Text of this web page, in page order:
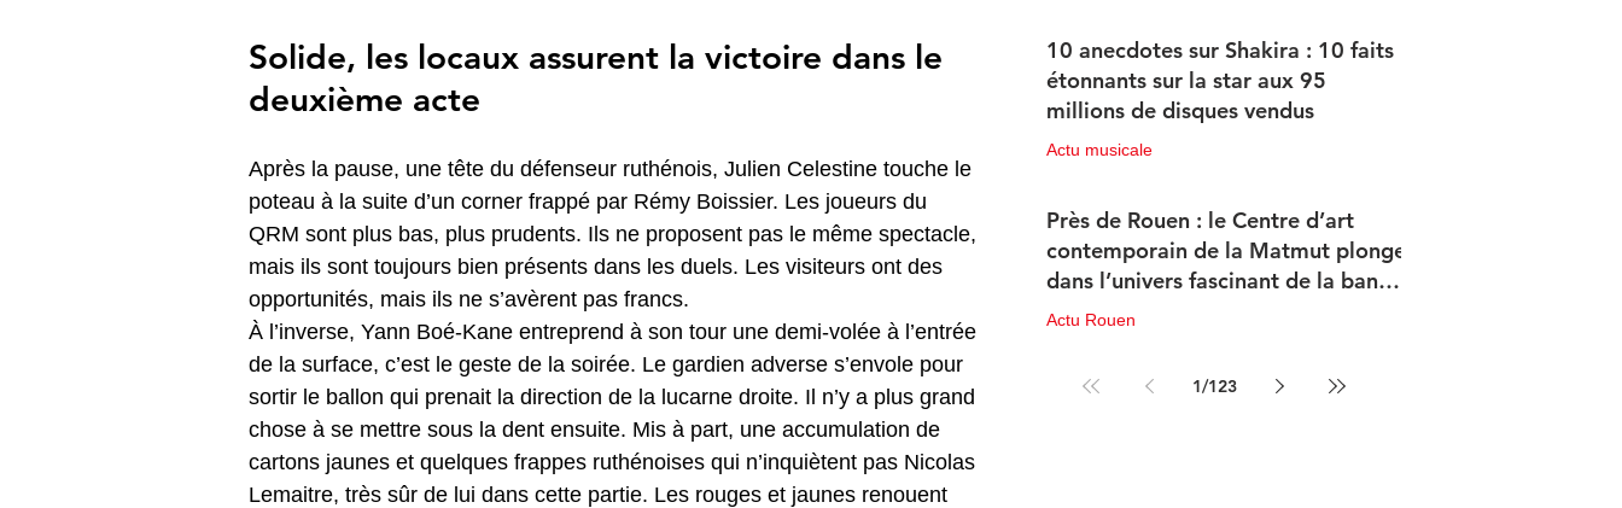
Solide, les locaux assurent la victoire dans le
deuxième acte
Après la pause, une tête du défenseur ruthénois, Julien Celestine touche le
poteau à la suite d’un corner frappé par Rémy Boissier. Les joueurs du
QRM sont plus bas, plus prudents. Ils ne proposent pas le même spectacle,
mais ils sont toujours bien présents dans les duels. Les visiteurs ont des
opportunités, mais ils ne s’avèrent pas francs.
À l’inverse, Yann Boé-Kane entreprend à son tour une demi-volée à l’entrée
de la surface, c’est le geste de la soirée. Le gardien adverse s’envole pour
sortir le ballon qui prenait la direction de la lucarne droite. Il n’y a plus grand
chose à se mettre sous la dent ensuite. Mis à part, une accumulation de
cartons jaunes et quelques frappes ruthénoises qui n’inquiètent pas Nicolas
Lemaitre, très sûr de lui dans cette partie. Les rouges et jaunes renouent
10 anecdotes sur Shakira : 10 faits
étonnants sur la star aux 95
millions de disques vendus
Actu musicale
Près de Rouen : le Centre d’art
contemporain de la Matmut plonge
dans l’univers fascinant de la bande
dessinée de science-fiction
Actu Rouen
1/123